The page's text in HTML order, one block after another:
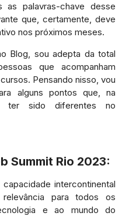
palavras-chave desse
que, certamente, deve
nos próximos meses.
Blog, sou adepta da total
que acompanham
Pensando nisso, vou
alguns pontos que, na
ter sido diferentes no
Summit Rio 2023:
intercontinental
para todos os
e ao mundo do